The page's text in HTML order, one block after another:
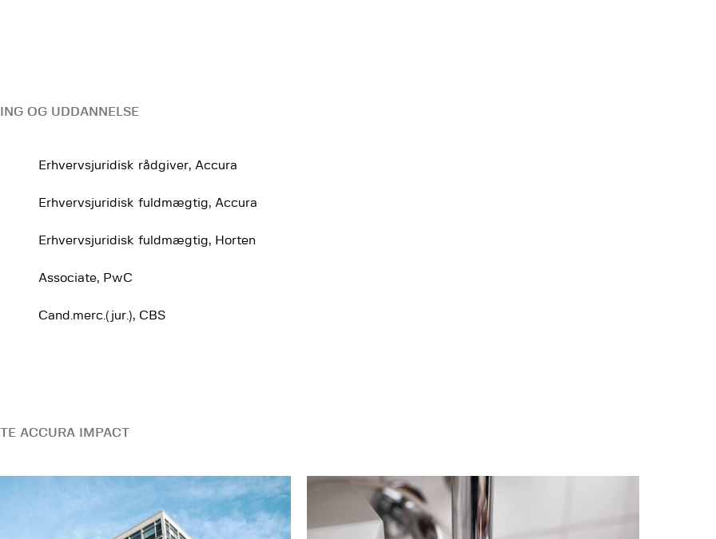
OG UDDANNELSE
Erhvervsjuridisk rådgiver, Accura
Erhvervsjuridisk fuldmægtig, Accura
Erhvervsjuridisk fuldmægtig, Horten
Associate, PwC
Cand.merc.(jur.), CBS
ACCURA IMPACT